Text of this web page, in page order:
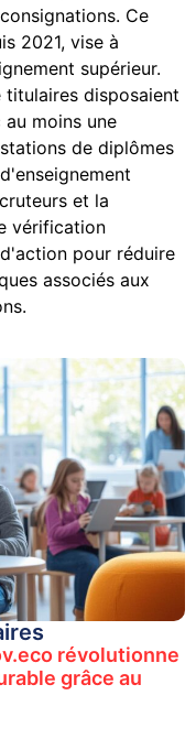
Ce
2021, vise à
supérieur.
disposaient
moins une
de diplômes
et la
vérification
pour réduire
associés aux
révolutionne
grâce au